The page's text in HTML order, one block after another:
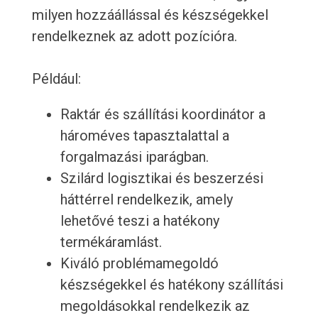
milyen hozzáállással és készségekkel
rendelkeznek az adott pozícióra.
Például:
Raktár és szállítási koordinátor a
hároméves tapasztalattal a
forgalmazási iparágban.
Szilárd logisztikai és beszerzési
háttérrel rendelkezik, amely
lehetővé teszi a hatékony
termékáramlást.
Kiváló problémamegoldó
készségekkel és hatékony szállítási
megoldásokkal rendelkezik az